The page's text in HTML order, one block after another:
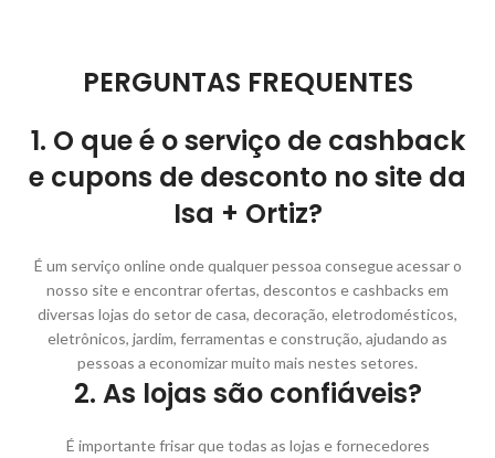
PERGUNTAS FREQUENTES
1. O que é o serviço de cashback
e cupons de desconto no site da
Isa + Ortiz?
É um serviço online onde qualquer pessoa consegue acessar o
nosso site e encontrar ofertas, descontos e cashbacks em
diversas lojas do setor de casa, decoração, eletrodomésticos,
eletrônicos, jardim, ferramentas e construção, ajudando as
pessoas a economizar muito mais nestes setores.
2. As lojas são confiáveis?
É importante frisar que todas as lojas e fornecedores